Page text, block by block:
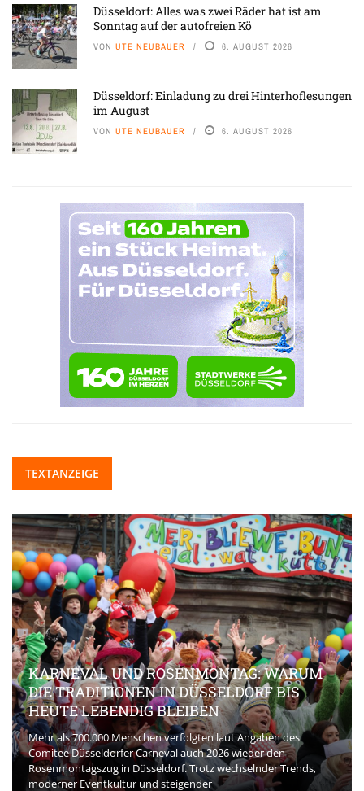
Düsseldorf: Alles was zwei Räder hat ist am
Sonntag auf der autofreien Kö
VON UTE NEUBAUER 6. AUGUST 2026
Düsseldorf: Einladung zu drei Hinterhoflesungen
im August
VON UTE NEUBAUER 6. AUGUST 2026
TEXTANZEIGE
KARNEVAL UND ROSENMONTAG: WARUM
DIE TRADITIONEN IN DÜSSELDORF BIS
HEUTE LEBENDIG BLEIBEN
Mehr als 700.000 Menschen verfolgten laut Angaben des
Comitee Düsseldorfer Carneval auch 2026 wieder den
Rosenmontagszug in Düsseldorf. Trotz wechselnder Trends,
moderner Eventkultur und steigender